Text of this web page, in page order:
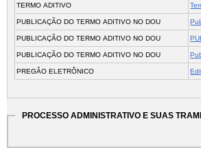
TERMO ADITIVO
PUBLICAÇÃO DO TERMO ADITIVO NO DOU
PUBLICAÇÃO DO TERMO ADITIVO NO DOU
PUBLICAÇÃO DO TERMO ADITIVO NO DOU
PREGÃO ELETRÔNICO
PROCESSO ADMINISTRATIVO E SUAS